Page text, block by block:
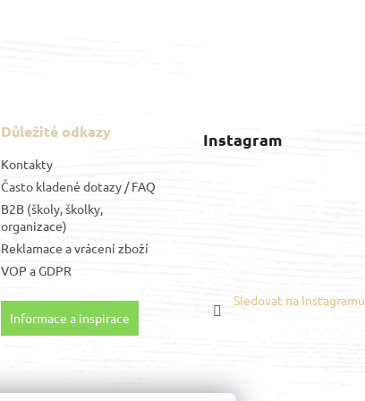
Důležité odkazy
Kontakty
Často kladené dotazy / FAQ
B2B (školy, školky,
organizace)
Reklamace a vrácení zboží
VOP aGDPR
Informace a inspirace
Instagram
Sledovat na Instagramu